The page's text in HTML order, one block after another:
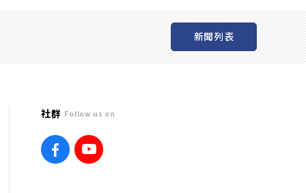
新聞列表
社群 Follow us on